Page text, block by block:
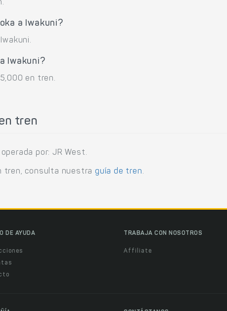
a Iwakuni?
Iwakuni?
en tren.
tren
por: JR West.
tren, consulta nuestra guía de tren.
DE AYUDA TRABAJA CON NOSOTROS
Affiliate